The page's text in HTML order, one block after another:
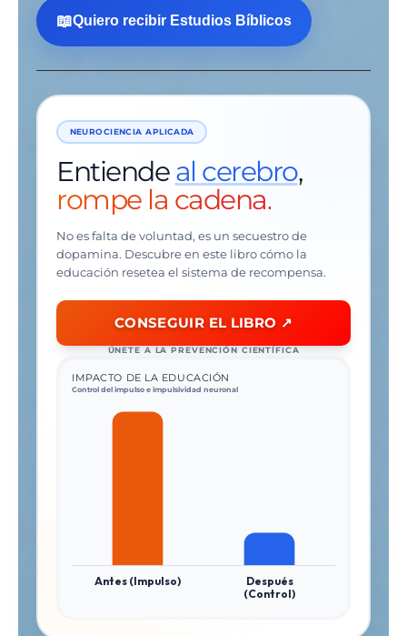
📖Quiero recibir Estudios Bíblicos
NEUROCIENCIA APLICADA
Entiendeal cerebro,
rompe la cadena.
No es falta de voluntad, es un secuestro de
dopamina. Descubre en este libro cómo la
educación resetea el sistema de recompensa.
CONSEGUIR EL LIBRO ↗
ÚNETE A LA PREVENCIÓN CIENTÍFICA
IMPACTO DE LA EDUCACIÓN
Control del impulso e impulsividad neuronal